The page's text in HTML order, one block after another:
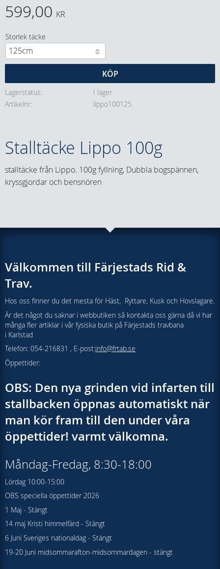
599,00 KR
Storlek täcke
KÖP
Lagerstatus
I lager
Artikelnr
lippo100125
Stalltäcke Lippo 100g
stalltäcke från Lippo. 100g fyllning, Dubbla bogspännen,
kryssgjordar och bensnören
Välkommen till Färjestads Rid &
Trav.
Hos oss finner du det mesta för Häst, Ryttare, Kusk och Hovslagare.
Är det något du saknar i webbutiken så kontakta oss gärna då vi har
många fler artiklar i vår fysiska butik på Färjestads travbana
i Karlstad
Telefon: 054-216831 , E-post:info@frtab.se
Öppettider:
OBS: Den nya grinden vid infarten till
stallbacken öppnas automatiskt när
man kör fram till den under våra
öppettider! varmt välkomna.
Måndag-Fredag, 8:30-18:00
Lördag 10:00-15:00
OBS speciella öppettider 2026
1 Maj - Stängt
14 maj Kristi himmelfärd - Stängt
6 Juni Sveriges nationaldag - Stängt
19-20 Juni midsommarafton-midsommardagen - stängt